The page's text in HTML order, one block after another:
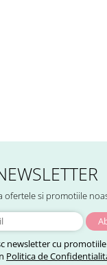
ofertele si promotiile
newsletter cu
Politica de